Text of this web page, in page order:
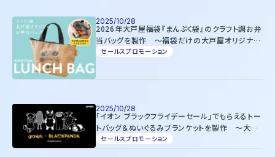
2025/10/28
2026年大戸屋福袋『まんぷく袋』のクラフト調お弁
当バッグを製作 ～福袋だけの大戸屋オリジナル
ロゴをデザイン～
セールスプロモーション
2025/10/28
「イオン ブラックフライデーセール」でもらえるトー
トバッグ＆ぬいぐるみブランケットを製作 ～大好
評のグラニフと「ブラックパンダ」が再びコラボした
限定オリジナルデザイン～
セールスプロモーション